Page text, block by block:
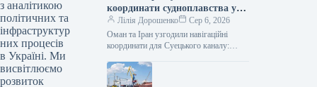
з аналітикою
політичних та
інфраструктур
них процесів
в Україні. Ми
висвітлюємо
розвиток
координати судноплавства у
протоці Ормуз
Лілія Дорошенко
Сер 6, 2026
Оман та Іран узгодили навігаційні
координати для Суецького каналу:
стягуватиметься сервісний збір, а не
плата…